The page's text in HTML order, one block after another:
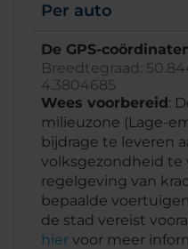
Per auto
De GPS-
Breedtegraad:
4.3804685
Wees voorbereid:
milieuzone (Lage-
bijdrage te leveren
volksgezondheid te
regelgeving van
bepaalde
de stad vereist
hier voor meer